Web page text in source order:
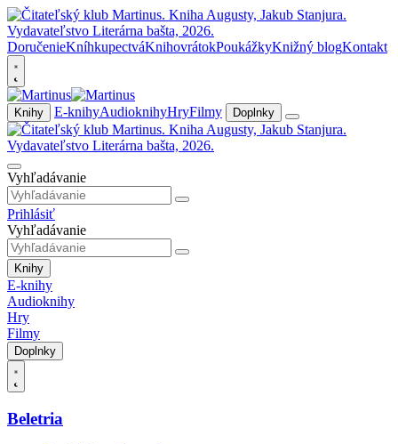
DoručenieKníhkupectváKnihovrátokPoukážkyKnižný blogKontakt
Knihy E-knihyAudioknihyHryFilmy Doplnky
Vyhľadávanie
Prihlásiť
Vyhľadávanie
Knihy
E-knihy
Audioknihy
Hry
Filmy
Doplnky
Beletria